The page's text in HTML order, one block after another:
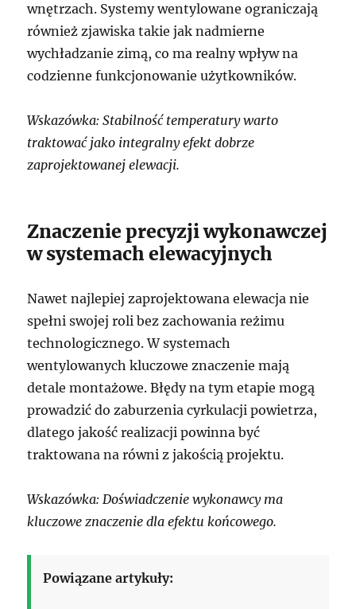
wnętrzach. Systemy wentylowane ograniczają
również zjawiska takie jak nadmierne
wychładzanie zimą, co ma realny wpływ na
codzienne funkcjonowanie użytkowników.
Wskazówka: Stabilność temperatury warto
traktować jako integralny efekt dobrze
zaprojektowanej elewacji.
Znaczenie precyzji wykonawczej
w systemach elewacyjnych
Nawet najlepiej zaprojektowana elewacja nie
spełni swojej roli bez zachowania reżimu
technologicznego. W systemach
wentylowanych kluczowe znaczenie mają
detale montażowe. Błędy na tym etapie mogą
prowadzić do zaburzenia cyrkulacji powietrza,
dlatego jakość realizacji powinna być
traktowana na równi z jakością projektu.
Wskazówka: Doświadczenie wykonawcy ma
kluczowe znaczenie dla efektu końcowego.
Powiązane artykuły: